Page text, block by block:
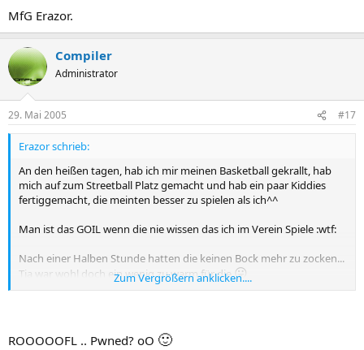
MfG Erazor.
Compiler
Administrator
29. Mai 2005 #17
Erazor schrieb:
An den heißen tagen, hab ich mir meinen Basketball gekrallt, hab
mich auf zum Streetball Platz gemacht und hab ein paar Kiddies
fertiggemacht, die meinten besser zu spielen als ich^^
Man ist das GOIL wenn die nie wissen das ich im Verein Spiele :wtf:
Nach einer Halben Stunde hatten die keinen Bock mehr zu zocken...
Tja war wohl doch ein wenig zu warm für die😛
Zum Vergrößern anklicken....
ROOOOOFL .. Pwned? oO 🙂